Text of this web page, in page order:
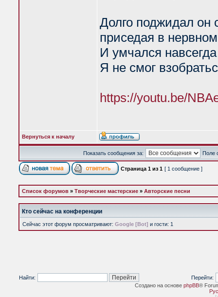
Долго поджидал он
приседая в
И умчался
Я не смог
https://youtu.be/
Вернуться к началу
Показать сообщения за: Поле
Страница 1 из 1 [ 1 сообщение ]
Список форумов » Творческие мастерские » Авторские песни
Кто сейчас на конференции
Сейчас этот форум просматривают: Google [Bot] и гости: 1
Найти:
Перейти:
Создано на основе phpBB®